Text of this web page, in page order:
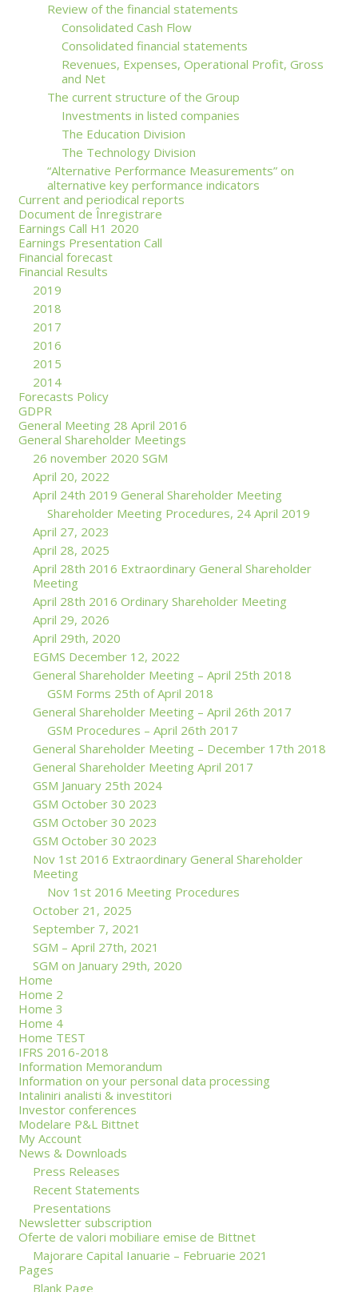
Review of the financial statements
Consolidated Cash Flow
Consolidated financial statements
Revenues, Expenses, Operational Profit, Gross
and Net
The current structure of the Group
Investments in listed companies
The Education Division
The Technology Division
“Alternative Performance Measurements” on
alternative key performance indicators
Current and periodical reports
Document de Înregistrare
Earnings Call H1 2020
Earnings Presentation Call
Financial forecast
Financial Results
2019
2018
2017
2016
2015
2014
Forecasts Policy
GDPR
General Meeting 28 April 2016
General Shareholder Meetings
26 november 2020 SGM
April 20, 2022
April 24th 2019 General Shareholder Meeting
Shareholder Meeting Procedures, 24 April 2019
April 27, 2023
April 28, 2025
April 28th 2016 Extraordinary General Shareholder
Meeting
April 28th 2016 Ordinary Shareholder Meeting
April 29, 2026
April 29th, 2020
EGMS December 12, 2022
General Shareholder Meeting – April 25th 2018
GSM Forms 25th of April 2018
General Shareholder Meeting – April 26th 2017
GSM Procedures – April 26th 2017
General Shareholder Meeting – December 17th 2018
General Shareholder Meeting April 2017
GSM January 25th 2024
GSM October 30 2023
GSM October 30 2023
GSM October 30 2023
Nov 1st 2016 Extraordinary General Shareholder
Meeting
Nov 1st 2016 Meeting Procedures
October 21, 2025
September 7, 2021
SGM – April 27th, 2021
SGM on January 29th, 2020
Home
Home 2
Home 3
Home 4
Home TEST
IFRS 2016-2018
Information Memorandum
Information on your personal data processing
Intaliniri analisti & investitori
Investor conferences
Modelare P&L Bittnet
My Account
News & Downloads
Press Releases
Recent Statements
Presentations
Newsletter subscription
Oferte de valori mobiliare emise de Bittnet
Majorare Capital Ianuarie – Februarie 2021
Pages
Blank Page